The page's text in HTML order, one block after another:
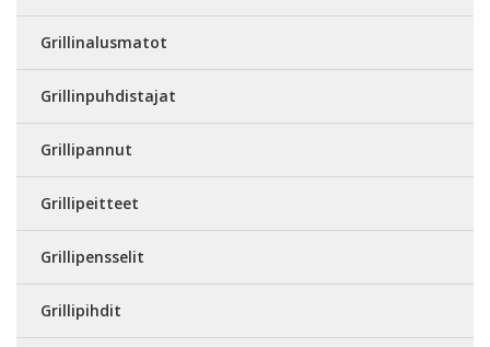
Grillinalusmatot
Grillinpuhdistajat
Grillipannut
Grillipeitteet
Grillipensselit
Grillipihdit